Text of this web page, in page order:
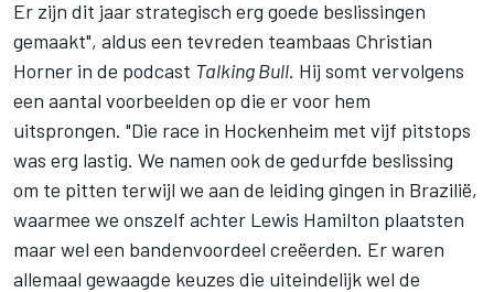
Er zijn dit jaar strategisch erg goede beslissingen
gemaakt", aldus een tevreden teambaas Christian
Horner in de podcast Talking Bull. Hij somt vervolgens
een aantal voorbeelden op die er voor hem
uitsprongen. "Die race in Hockenheim met vijf pitstops
was erg lastig. We namen ook de gedurfde beslissing
om te pitten terwijl we aan de leiding gingen in Brazilië,
waarmee we onszelf achter Lewis Hamilton plaatsten
maar wel een bandenvoordeel creëerden. Er waren
allemaal gewaagde keuzes die uiteindelijk wel de